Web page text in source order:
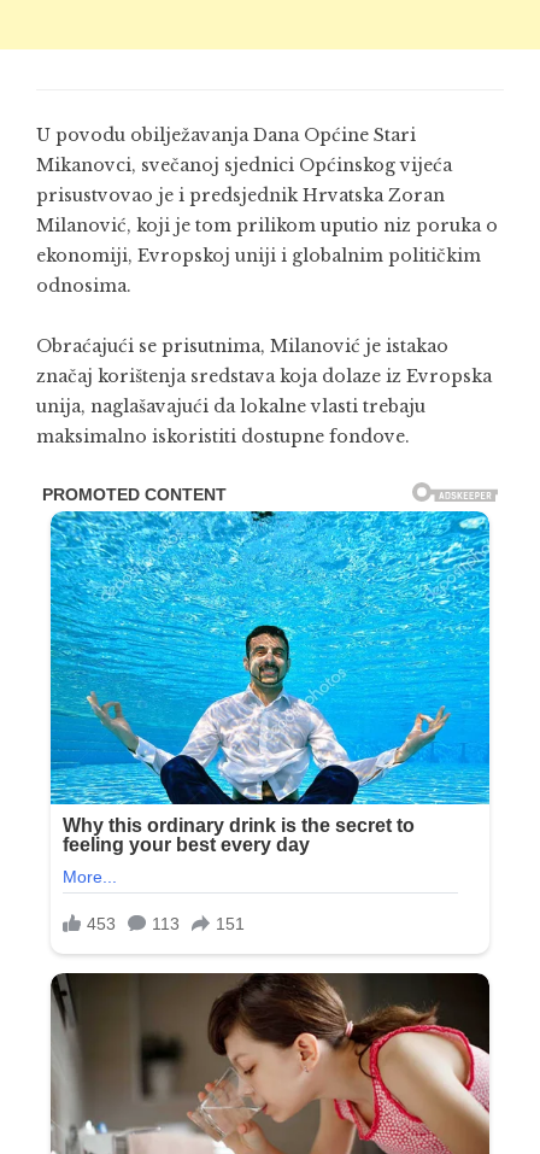
U povodu obilježavanja Dana Općine Stari
Mikanovci, svečanoj sjednici Općinskog vijeća
prisustvovao je i predsjednikHrvatska Zoran
Milanović, koji je tom prilikom uputio niz poruka o
ekonomiji, Evropskoj uniji i globalnim političkim
odnosima.
Obraćajući se prisutnima, Milanović je istakao
značaj korištenja sredstava koja dolaze iz Evropska
unija, naglašavajući da lokalne vlasti trebaju
maksimalno iskoristiti dostupne fondove.